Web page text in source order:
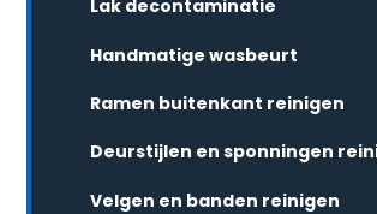
Lak decontaminatie
Handmatige wasbeurt
Ramen buitenkant reinigen
Deurstijlen en sponningen
Velgen en banden reinigen